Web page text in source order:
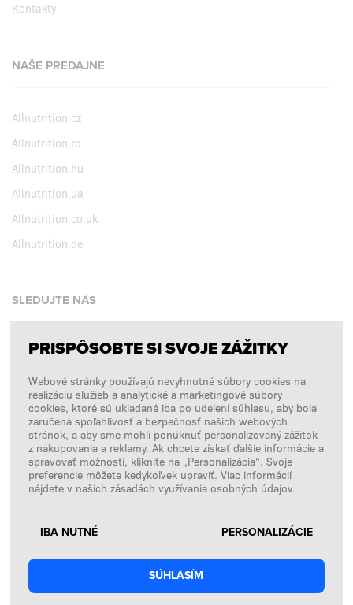
Kontakty
NAŠE PREDAJNE
Allnutrition.cz
Allnutrition.ro
Allnutrition.hu
Allnutrition.ua
Allnutrition.co.uk
Allnutrition.de
SLEDUJTE NÁS
Facebook
Instagram
Copyright © 2026 SFD S. A.
PLATBY SPRACÚVA
PRISPÔSOBTE SI SVOJE ZÁŽITKY
Webové stránky používajú nevyhnutné súbory cookies na
realizáciu služieb a analytické a marketingové súbory
cookies, ktoré sú ukladané iba po udelení súhlasu, aby bola
zaručená spoľahlivosť a bezpečnosť našich webových
stránok, a aby sme mohli ponúknuť personalizovaný zážitok
z nakupovania a reklamy. Ak chcete získať ďalšie informácie a
spravovať možnosti, kliknite na „Personalizácia“. Svoje
preferencie môžete kedykoľvek upraviť. Viac informácií
nájdete v našich zásadách využívania osobných údajov.
IBA NUTNÉ PERSONALIZÁCIE
SÚHLASÍM